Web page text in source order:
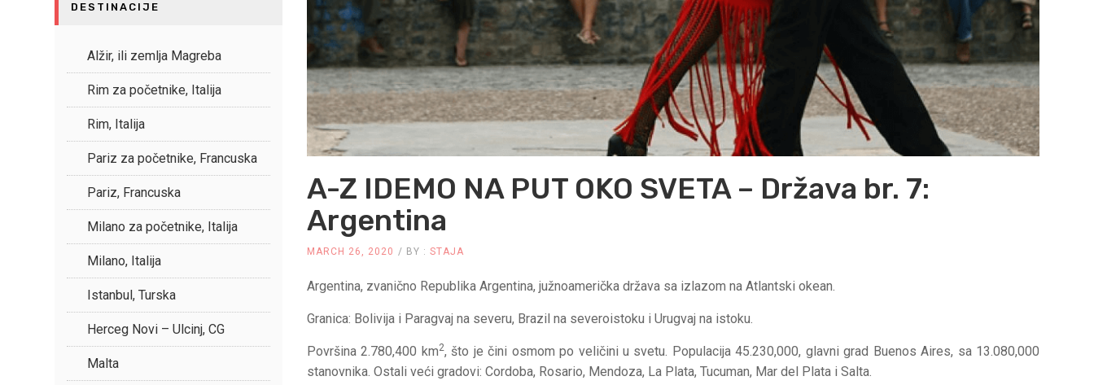
A-Z IDEMO NA PUT OKO SVETA – Država br. 7:
Argentina
MARCH 26, 2020 BY : STAJA
Argentina, zvanično Republika Argentina, južnoamerička država sa izlazom na Atlantski okean.
Granica: Bolivija i Paragvaj na severu, Brazil na severoistoku i Urugvaj na istoku.
Površina 2.780,400 km2, što je čini osmom po veličini u svetu. Populacija 45.230,000, glavni grad Buenos Aires, sa 13.080,000
stanovnika. Ostali veći gradovi: Cordoba, Rosario, Mendoza, La Plata, Tucuman, Mar del Plata i Salta.
DESTINACIJE
Alžir, ili zemlja Magreba
Rim za početnike, Italija
Rim, Italija
Pariz za početnike, Francuska
Pariz, Francuska
Milano za početnike, Italija
Milano, Italija
Istanbul, Turska
Herceg Novi – Ulcinj, CG
Malta